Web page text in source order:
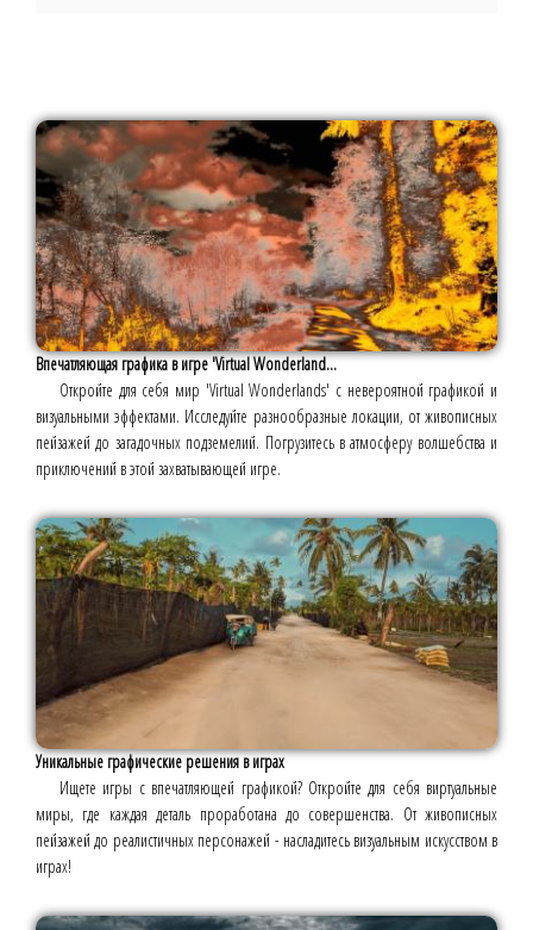
Впечатляющая графика в игре 'Virtual Wonderland...
Откройте для себя мир 'Virtual Wonderlands' с невероятной графикой и
визуальными эффектами. Исследуйте разнообразные локации, от живописных
пейзажей до загадочных подземелий. Погрузитесь в атмосферу волшебства и
приключений в этой захватывающей игре.
Уникальные графические решения в играх
Ищете игры с впечатляющей графикой? Откройте для себя виртуальные
миры, где каждая деталь проработана до совершенства. От живописных
пейзажей до реалистичных персонажей - насладитесь визуальным искусством в
играх!